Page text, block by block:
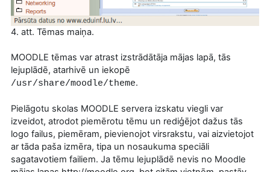
4. att. Tēmas maiņa.
MOODLE tēmas var atrast izstrādātāja mājas lapā, tās
lejuplādē, atarhivē un iekopē
/usr/share/moodle/theme.
Pielāgotu skolas MOODLE servera izskatu viegli var
izveidot, atrodot piemērotu tēmu un rediģējot dažus tās
logo failus, piemēram, pievienojot virsrakstu, vai aizvietojot
ar tāda paša izmēra, tipa un nosaukuma speciāli
sagatavotiem failiem. Ja tēmu lejuplādē nevis no Moodle